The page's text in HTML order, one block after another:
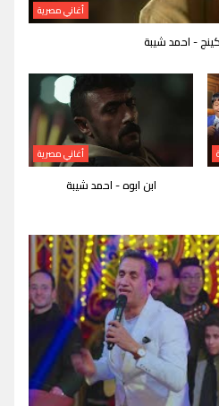
أغاني مصرية
- احمد شيبة
أغاني مصرية
ابن ابوه - احمد شيبة